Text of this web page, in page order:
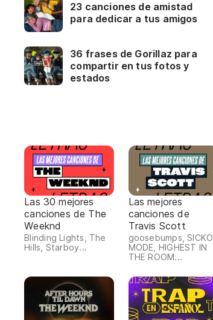
23 canciones de amistad
para dedicar a tus amigos
36 frases de Gorillaz para
compartir en tus fotos y
estados
Las 30 mejores
canciones de The
Weeknd
Blinding Lights, The
Hills, Starboy...
Las mejores
canciones de
Travis Scott
goosebumps, SICKO
MODE, HIGHEST IN
THE ROOM...